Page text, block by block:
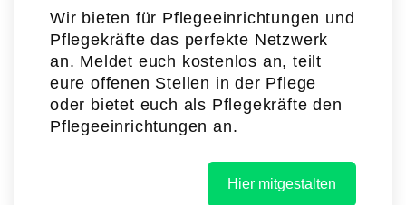
Wir bieten für Pflegeeinrichtungen und
Pflegekräfte das perfekte Netzwerk
an. Meldet euch kostenlos an, teilt
eure offenen Stellen in der Pflege
oder bietet euch als Pflegekräfte den
Pflegeeinrichtungen an.
Hier mitgestalten